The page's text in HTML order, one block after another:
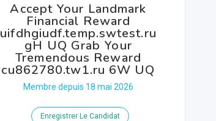
Accept Your Landmark
Financial Reward
uifdhgiudf.temp.swtest.ru
gH UQ Grab Your
Tremendous Reward
cu862780.tw1.ru 6W UQ
Membre depuis 18 mai 2026
Enregistrer Le Candidat